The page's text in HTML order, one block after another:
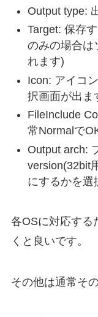
Output type:
Target: 保存
のみの場合は
れます)
Icon: アイコ
択画面が出ま
FileInclude
常Normalで
Output arch:
version(32bit
にするかを選
各OSに対応する
くと良いです。
その他は通常そ